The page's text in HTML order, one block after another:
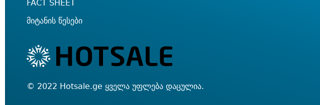
FACT SHEET
მიტანის წესები
© 2022 Hotsale.ge ყველა უფლება დაცულია.